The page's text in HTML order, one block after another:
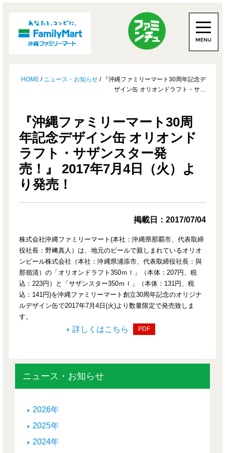
HOME / ニュース・お知らせ/ 『沖縄ファミリーマート30周年記念デ
ザイン缶 オリオンドラフト・サ…
『沖縄ファミリーマート30周
年記念デザイン缶 オリオンド
ラフト・サザンスター発
売！』 2017年7月4日（火）よ
り発売！
掲載日：2017/07/04
株式会社沖縄ファミリーマート(本社：沖縄県那覇市、代表取締
役社長：野﨑真人）は、地元のビールで親しまれているオリオ
ンビール株式会社（本社：沖縄県浦添市、代表取締役社長：與
那嶺清）の「オリオンドラフト350ｍｌ」（本体：207円、税
込：223円）と「サザンスター350ｍｌ」（本体：131円、税
込：141円)を沖縄ファミリーマート創立30周年記念のオリジナ
ルデザイン缶で2017年7月4日(火)より数量限定で発売致しま
す。
詳しくはこちら PDF
ニュース・お知らせ
2026年
2025年
2024年